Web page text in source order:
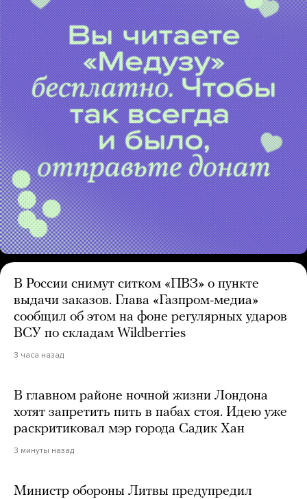
В России снимут ситком «ПВЗ» о пункте
выдачи заказов. Глава «Газпром-медиа»
сообщил об этом на фоне регулярных ударов
ВСУ по складам Wildberries
3 часа назад
В главном районе ночной жизни Лондона
хотят запретить пить в пабах стоя. Идею уже
раскритиковал мэр города Садик Хан
3 минуты назад
Министр обороны Литвы предупредил